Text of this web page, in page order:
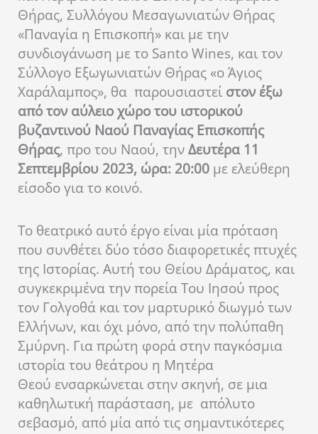
Θήρας, Συλλόγου Μεσαγωνιατών Θήρας
«Παναγία η Επισκοπή» και με την
συνδιογάνωση με το Santo Wines, και τον
Σύλλογο Εξωγωνιατών Θήρας «ο Άγιος
Χαράλαμπος», θα παρουσιαστεί στον έξω
από τον αύλειο χώρο του ιστορικού
βυζαντινού Ναού Παναγίας Επισκοπής
Θήρας, προ του Ναού, τηνΔευτέρα 11
Σεπτεμβρίου 2023, ώρα: 20:00 με ελεύθερη
είσοδο για το κοινό.
Το θεατρικό αυτό έργο είναι μία πρόταση
που συνθέτει δύο τόσο διαφορετικές πτυχές
της Ιστορίας. Αυτή του Θείου Δράματος, και
συγκεκριμένα την πορεία Του Ιησού προς
τον Γολγοθά και τον μαρτυρικό διωγμό των
Ελλήνων, και όχι μόνο, από την πολύπαθη
Σμύρνη. Για πρώτη φορά στην παγκόσμια
ιστορία του θεάτρου η Μητέρα
Θεού ενσαρκώνεται στην σκηνή, σε μια
καθηλωτική παράσταση, με απόλυτο
σεβασμό, από μία από τις σημαντικότερες